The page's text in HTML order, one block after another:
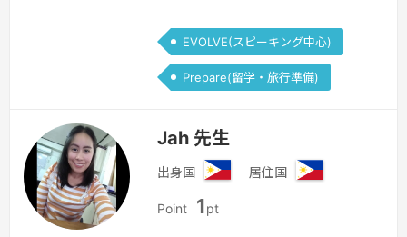
EVOLVE(スピーキング中心)
Prepare(留学・旅行準備)
Jah 先生
出身国
ィ
居住国
Point 1pt